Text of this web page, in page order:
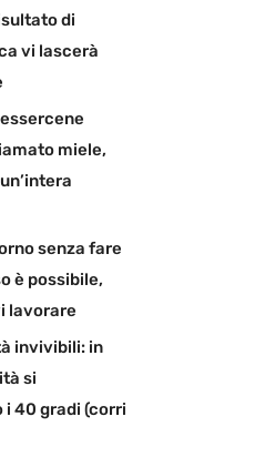
di
vi lascerà
miele,
senza fare
è possibile,
lavorare
invivibili: in
si
i 40 gradi (corri